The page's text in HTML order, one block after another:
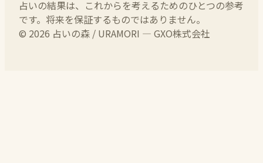
占いの結果は、これからを考えるためのひとつの参考
です。将来を保証するものではありません。
© 2026 占いの森 / URAMORI — GXO株式会社